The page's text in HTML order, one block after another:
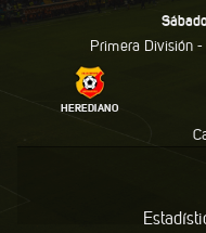
Primera División
HEREDIANO